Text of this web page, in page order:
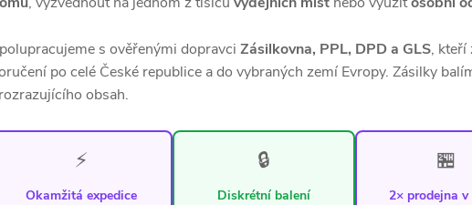
s ověřenými dopravci Zásilkovna, PPL, DPD a GLS, kteří
po celé České republice a do vybraných zemí Evropy. Zásilky
obsah.
⚡
Okamžitá expedice
🔒
Diskrétní balení
🏪
2× prodejna v